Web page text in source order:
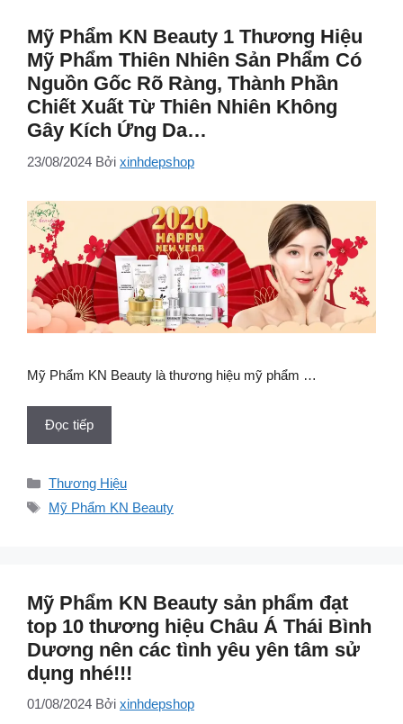
Mỹ Phẩm KN Beauty 1 Thương Hiệu
Mỹ Phẩm Thiên Nhiên Sản Phẩm Có
Nguồn Gốc Rõ Ràng, Thành Phần
Chiết Xuất Từ Thiên Nhiên Không
Gây Kích Ứng Da…
23/08/2024 Bởi xinhdepshop
Mỹ Phẩm KN Beauty là thương hiệu mỹ phẩm …
Đọc tiếp
Danh
mục
Thương Hiệu
Thẻ
Mỹ Phẩm KN Beauty
Mỹ Phẩm KN Beauty sản phẩm đạt
top 10 thương hiệu Châu Á Thái Bình
Dương nên các tình yêu yên tâm sử
dụng nhé!!!
01/08/2024 Bởi xinhdepshop